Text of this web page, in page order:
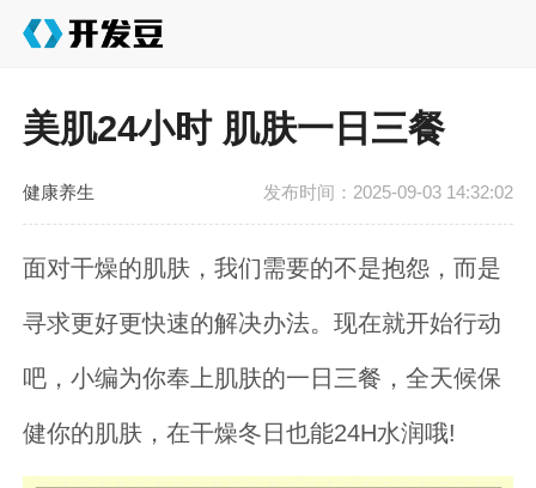
美肌24小时 肌肤一日三餐
健康养生 发布时间：2025-09-03 14:32:02
面对干燥的肌肤，我们需要的不是抱怨，而是
寻求更好更快速的解决办法。现在就开始行动
吧，小编为你奉上肌肤的一日三餐，全天候保
健你的肌肤，在干燥冬日也能24H水润哦!